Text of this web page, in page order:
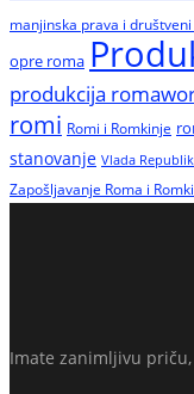
manjinska prava i
opre roma
produkcija
romi Romi i Romkinje
stanovanje Vlada
Zapošljavanje Roma i
Imate zanimljivu